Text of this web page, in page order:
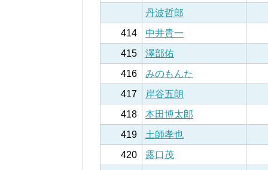
丹波哲郎
414
中井貴一
415
澤部佑
416
みのもんた
417
岸谷五朗
418
本田博太郎
419
土師孝也
420
露口茂